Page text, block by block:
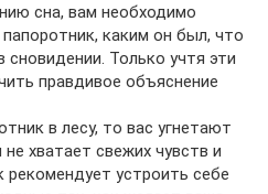
сна, вам необходимо
каким он был, что
сновидении. Только учтя эти
правдивое объяснение
в лесу, то вас угнетают
хватает свежих чувств и
рекомендует устроить себе